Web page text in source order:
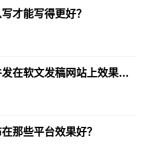
才能写得更好？
婚庆软文宣传新闻稿件发在软文发稿网站上效果好吗？
那些平台效果好？